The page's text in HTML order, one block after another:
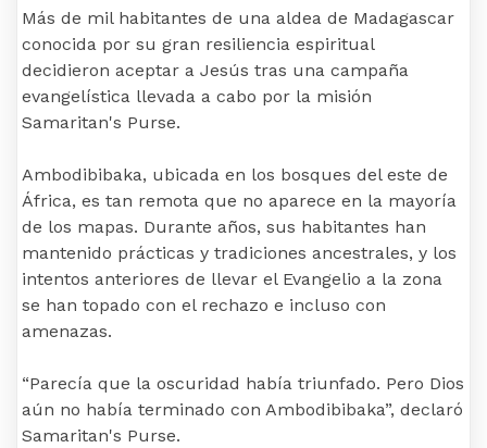
Más de mil habitantes de una aldea de Madagascar
conocida por su gran resiliencia espiritual
decidieron aceptar a Jesús tras una campaña
evangelística llevada a cabo por la misión
Samaritan's Purse.
Ambodibibaka, ubicada en los bosques del este de
África, es tan remota que no aparece en la mayoría
de los mapas. Durante años, sus habitantes han
mantenido prácticas y tradiciones ancestrales, y los
intentos anteriores de llevar el Evangelio a la zona
se han topado con el rechazo e incluso con
amenazas.
“Parecía que la oscuridad había triunfado. Pero Dios
aún no había terminado con Ambodibibaka”, declaró
Samaritan's Purse.